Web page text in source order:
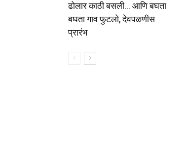
ढोलार काठी बसली… आणि बघता
बघता गाव फुटलो, देवपळणीस
प्रारंभ